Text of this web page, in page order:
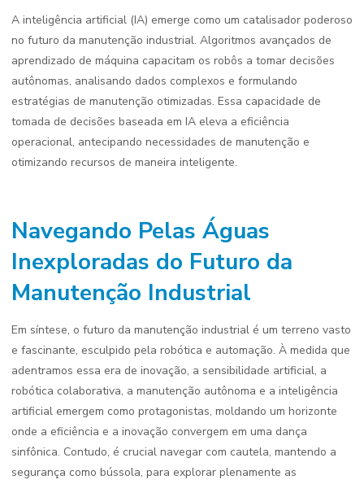
A inteligência artificial (IA) emerge como um catalisador poderoso
no futuro da manutenção industrial. Algoritmos avançados de
aprendizado de máquina capacitam os robôs a tomar decisões
autônomas, analisando dados complexos e formulando
estratégias de manutenção otimizadas. Essa capacidade de
tomada de decisões baseada em IA eleva a eficiência
operacional, antecipando necessidades de manutenção e
otimizando recursos de maneira inteligente.
Navegando Pelas Águas
Inexploradas do Futuro da
Manutenção Industrial
Em síntese, o futuro da manutenção industrial é um terreno vasto
e fascinante, esculpido pela robótica e automação. À medida que
adentramos essa era de inovação, a sensibilidade artificial, a
robótica colaborativa, a manutenção autônoma e a inteligência
artificial emergem como protagonistas, moldando um horizonte
onde a eficiência e a inovação convergem em uma dança
sinfônica. Contudo, é crucial navegar com cautela, mantendo a
segurança como bússola, para explorar plenamente as